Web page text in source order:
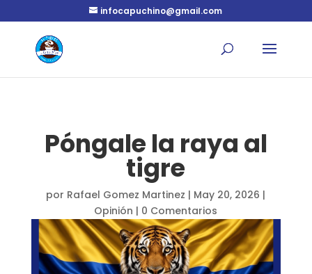
infocapuchino@gmail.com
Póngale la raya al
tigre
por Rafael Gomez Martinez | May 20, 2026 |
Opinión | 0 Comentarios